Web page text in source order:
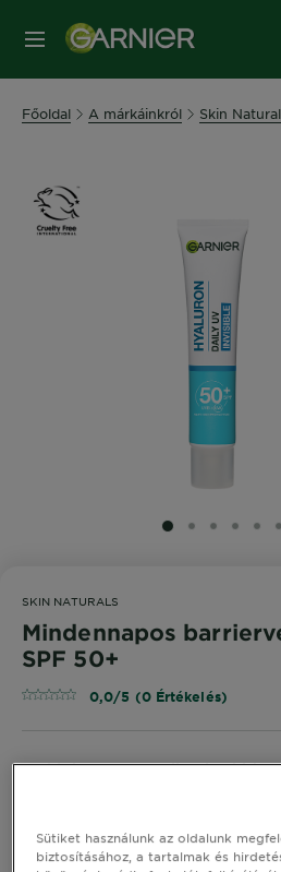
MENÜ
Főoldal A márkáinkról Skin
SLIDE 1
SLIDE 2
SLIDE 3
SKIN NATURALS
Mindennapos
SPF 50+
0,0/5 (0 Értékelés)
A [hialuronsav + glicerin]
nagyon magas védelmet
MÉRET 40 ML
Sütiket használunk az oldalunk
biztosításához, a tartalmak és